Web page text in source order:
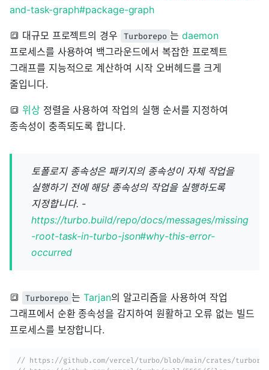
and-task-graph#package-graph
🔳 대규모 프로젝트의 경우 Turborepo 는daemon
프로세스를 사용하여 백그라운드에서 복잡한 프로젝트
그래프를 지능적으로 계산하여 시작 오버헤드를 크게
줄입니다.
🔳 위상정렬을 사용하여 작업의 실행 순서를 지정하여
종속성이 충족되도록 합니다.
토폴로지 종속성은 패키지의 종속성이 자체 작업을
실행하기 전에 해당 종속성의 작업을 실행하도록
지정합니다. -
https://turbo.build/repo/docs/messages/missing
-root-task-in-turbo-json#why-this-error-
occurred
🔳 Turborepo 는Tarjan의 알고리즘을 사용하여 작업
그래프에서 순환 종속성을 감지하여 원활하고 오류 없는 빌드
프로세스를 보장합니다.
// https://github.com/vercel/turbo/blob/main/crates/